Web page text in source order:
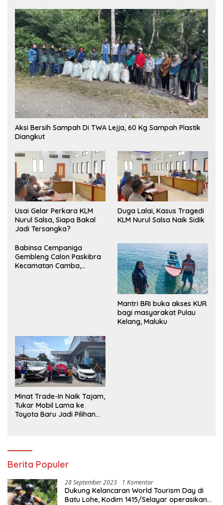
Aksi Bersih Sampah Di TWA Lejja, 60 Kg Sampah Plastik
Diangkut
‎Usai Gelar Perkara KLM
Nurul Salsa, Siapa Bakal
Jadi Tersangka?
Duga Lalai, Kasus Tragedi
KLM Nurul Salsa Naik Sidik
Babinsa Cempaniga
Gembleng Calon Paskibra
Kecamatan Camba,
Mantri BRI buka akses KUR
bagi masyarakat Pulau
Kelang, Maluku
Minat Trade-In Naik Tajam,
Tukar Mobil Lama ke
Toyota Baru Jadi Pilihan
Berita Populer
28 September 2023 1 Komentar
Dukung Kelancaran World Tourism Day di
Batu Lohe, Kodim 1415/Selayar operasikan